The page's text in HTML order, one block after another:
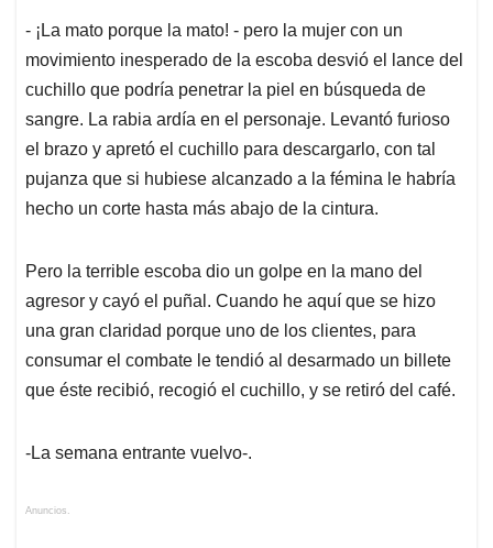
- ¡La mato porque la mato! - pero la mujer con un
movimiento inesperado de la escoba desvió el lance del
cuchillo que podría penetrar la piel en búsqueda de
sangre. La rabia ardía en el personaje. Levantó furioso
el brazo y apretó el cuchillo para descargarlo, con tal
pujanza que si hubiese alcanzado a la fémina le habría
hecho un corte hasta más abajo de la cintura.
Pero la terrible escoba dio un golpe en la mano del
agresor y cayó el puñal. Cuando he aquí que se hizo
una gran claridad porque uno de los clientes, para
consumar el combate le tendió al desarmado un billete
que éste recibió, recogió el cuchillo, y se retiró del café.
-La semana entrante vuelvo-.
Anuncios.